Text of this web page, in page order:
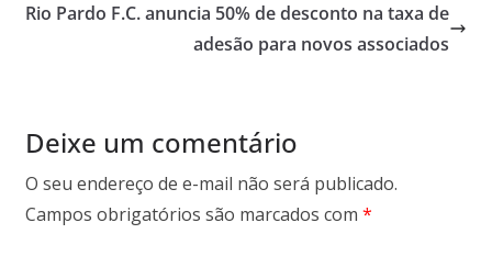
Rio Pardo F.C. anuncia 50% de desconto na taxa de
adesão para novos associados
Deixe um comentário
O seu endereço de e-mail não será publicado.
Campos obrigatórios são marcados com *